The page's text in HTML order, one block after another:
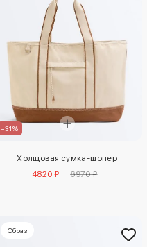
–31%
Холщовая сумка-шопер
4820 ₽
6970 ₽
Образ